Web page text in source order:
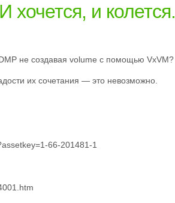
хочется, и колется.
не создавая volume c помощью VxVM?
их сочетания — это невозможно.
66-201481-1